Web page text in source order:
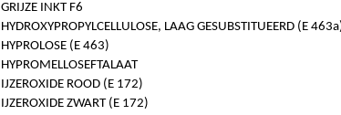
GRIJZE INKT F6
HYDROXYPROPYLCELLULOSE, LAAG GESUBSTITUEERD (E
HYPROLOSE (E 463)
HYPROMELLOSEFTALAAT
IJZEROXIDE ROOD (E 172)
IJZEROXIDE ZWART (E 172)